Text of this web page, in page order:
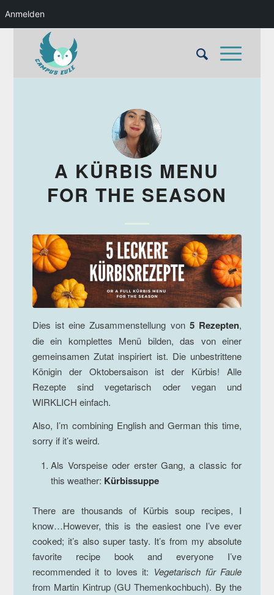
Anmelden
A KÜRBIS MENU
FOR THE SEASON
Dies ist eine Zusammenstellung von5 Rezepten,
die ein komplettes Menü bilden, das von einer
gemeinsamen Zutat inspiriert ist. Die unbestrittene
Königin der Oktobersaison ist der Kürbis! Alle
Rezepte sind vegetarisch oder vegan und
WIRKLICH einfach.
Also, I’m combining English and German this time,
sorry if it’s weird.
Als Vorspeise oder erster Gang, a classic for
this weather: Kürbissuppe
There are thousands of Kürbis soup recipes, I
know…However, this is the easiest one I’ve ever
cooked; it’s also super tasty. It’s from my absolute
favorite recipe book and everyone I’ve
recommended it to loves it: Vegetarisch für Faule
from Martin Kintrup (GU Themenkochbuch). By the